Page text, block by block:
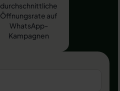
durchschnittliche
Öffnungsrate auf
WhatsApp-
Kampagnen